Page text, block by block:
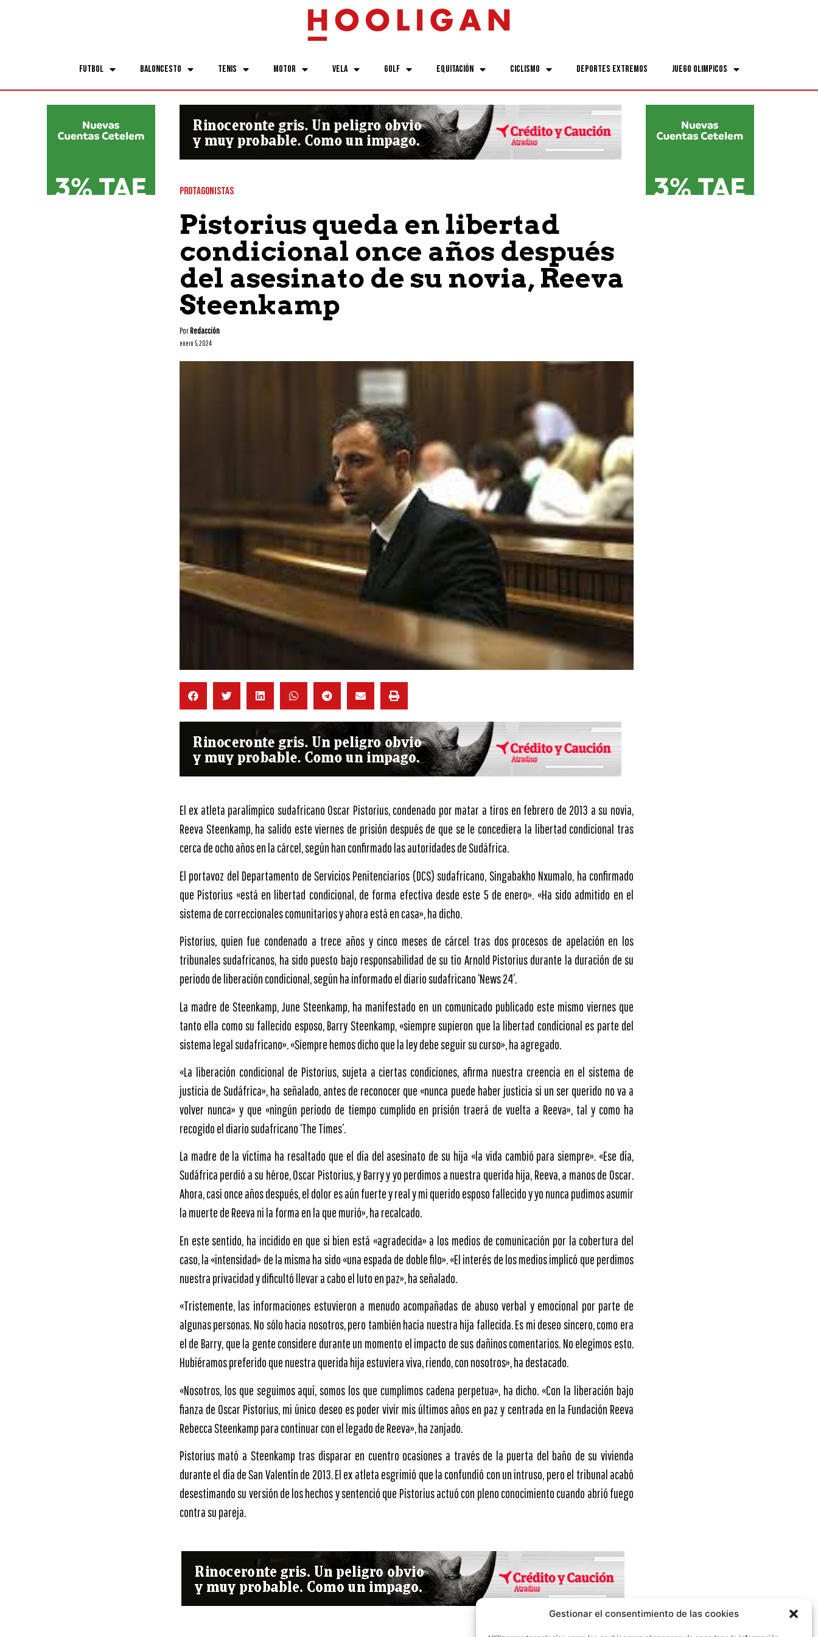
Gestionar el consentimiento de las cookies
Futbol Baloncesto Tenis Motor Vela Golf Equitación Ciclismo Deportes Extremos Juego Olimpicos
PROTAGONISTAS
Pistorius queda en libertad
condicional once años después
del asesinato de su novia, Reeva
Steenkamp
PorRedacción
enero 5, 2024
El ex atleta paralímpico sudafricano Oscar Pistorius, condenado por matar a tiros en febrero de 2013 a su novia,
Reeva Steenkamp, ha salido este viernes de prisión después de que se le concediera la libertad condicional tras
cerca de ocho años en la cárcel, según han confirmado las autoridades de Sudáfrica.
El portavoz del Departamento de Servicios Penitenciarios (DCS) sudafricano, Singabakho Nxumalo, ha confirmado
que Pistorius «está en libertad condicional, de forma efectiva desde este 5 de enero». «Ha sido admitido en el
sistema de correccionales comunitarios y ahora está en casa», ha dicho.
Pistorius, quien fue condenado a trece años y cinco meses de cárcel tras dos procesos de apelación en los
tribunales sudafricanos, ha sido puesto bajo responsabilidad de su tío Arnold Pistorius durante la duración de su
periodo de liberación condicional, según ha informado el diario sudafricano ‘News 24’.
La madre de Steenkamp, June Steenkamp, ha manifestado en un comunicado publicado este mismo viernes que
tanto ella como su fallecido esposo, Barry Steenkamp, «siempre supieron que la libertad condicional es parte del
sistema legal sudafricano». «Siempre hemos dicho que la ley debe seguir su curso», ha agregado.
«La liberación condicional de Pistorius, sujeta a ciertas condiciones, afirma nuestra creencia en el sistema de
justicia de Sudáfrica», ha señalado, antes de reconocer que «nunca puede haber justicia si un ser querido no va a
volver nunca» y que «ningún periodo de tiempo cumplido en prisión traerá de vuelta a Reeva», tal y como ha
recogido el diario sudafricano ‘The Times’.
La madre de la víctima ha resaltado que el día del asesinato de su hija «la vida cambió para siempre». «Ese día,
Sudáfrica perdió a su héroe, Oscar Pistorius, y Barry y yo perdimos a nuestra querida hija, Reeva, a manos de Oscar.
Ahora, casi once años después, el dolor es aún fuerte y real y mi querido esposo fallecido y yo nunca pudimos asumir
la muerte de Reeva ni la forma en la que murió», ha recalcado.
En este sentido, ha incidido en que si bien está «agradecida» a los medios de comunicación por la cobertura del
caso, la «intensidad» de la misma ha sido «una espada de doble filo». «El interés de los medios implicó que perdimos
nuestra privacidad y dificultó llevar a cabo el luto en paz», ha señalado.
«Tristemente, las informaciones estuvieron a menudo acompañadas de abuso verbal y emocional por parte de
algunas personas. No sólo hacia nosotros, pero también hacia nuestra hija fallecida. Es mi deseo sincero, como era
el de Barry, que la gente considere durante un momento el impacto de sus dañinos comentarios. No elegimos esto.
Hubiéramos preferido que nuestra querida hija estuviera viva, riendo, con nosotros», ha destacado.
«Nosotros, los que seguimos aquí, somos los que cumplimos cadena perpetua», ha dicho. «Con la liberación bajo
fianza de Oscar Pistorius, mi único deseo es poder vivir mis últimos años en paz y centrada en la Fundación Reeva
Rebecca Steenkamp para continuar con el legado de Reeva», ha zanjado.
Pistorius mató a Steenkamp tras disparar en cuentro ocasiones a través de la puerta del baño de su vivienda
durante el día de San Valentín de 2013. El ex atleta esgrimió que la confundió con un intruso, pero el tribunal acabó
desestimando su versión de los hechos y sentenció que Pistorius actuó con pleno conocimiento cuando abrió fuego
contra su pareja.